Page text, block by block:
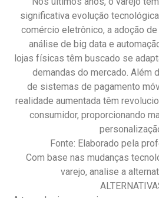
significativa evolução
comércio eletrônico, a adoção
análise de big data e
lojas físicas têm buscado se
demandas do mercado. Além
de sistemas de pagamento
realidade aumentada têm
consumidor, proporcionando
Fonte: Elaborado pela
Com base nas mudanças
varejo, analise a